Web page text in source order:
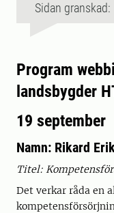
Sidan
Program
landsbygder
19 september
Namn: Rikard
Titel:
Det verkar råda en